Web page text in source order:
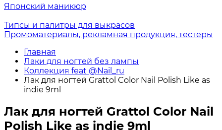
Японский маникюр
Типсы и палитры для выкрасов
Промоматериалы, рекламная продукция, тестеры
Главная
Лаки для ногтей без лампы
Коллекция feat @Nail_ru
Лак для ногтей Grattol Color Nail Polish Like as
indie 9ml
Лак для ногтей Grattol Color Nail
Polish Like as indie 9ml